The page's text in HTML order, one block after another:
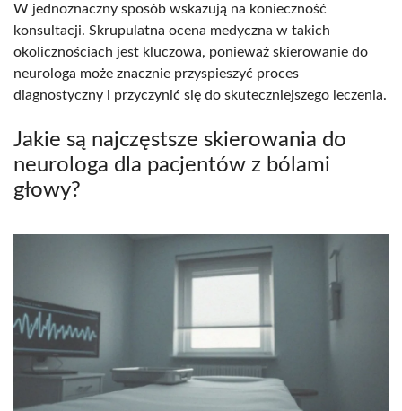
W jednoznaczny sposób wskazują na konieczność
konsultacji. Skrupulatna ocena medyczna w takich
okolicznościach jest kluczowa, ponieważ skierowanie do
neurologa może znacznie przyspieszyć proces
diagnostyczny i przyczynić się do skuteczniejszego leczenia.
Jakie są najczęstsze skierowania do
neurologa dla pacjentów z bólami
głowy?